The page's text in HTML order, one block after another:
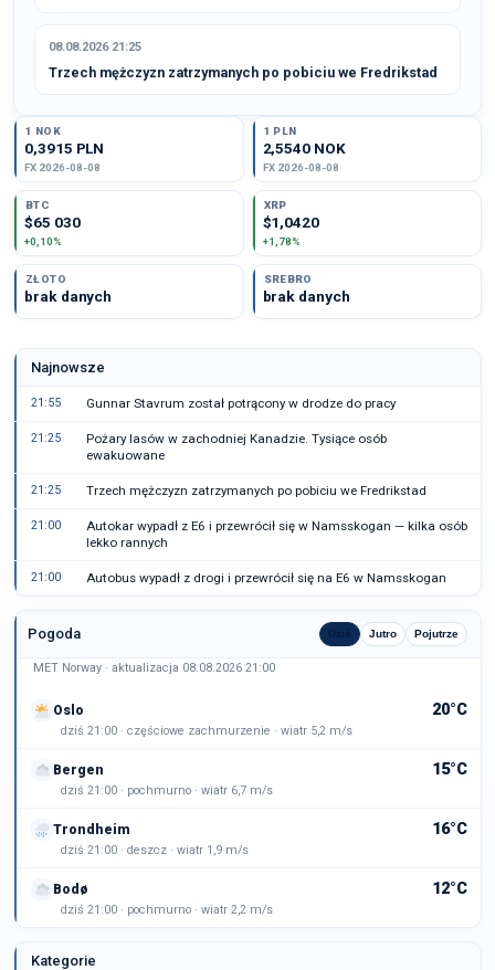
08.08.2026 21:25
Trzech mężczyzn zatrzymanych po pobiciu we Fredrikstad
1 NOK
0,3915 PLN
FX 2026-08-08
1 PLN
2,5540 NOK
FX 2026-08-08
BTC
$65 030
+0,10%
XRP
$1,0420
+1,78%
ZŁOTO
brak danych
SREBRO
brak danych
Najnowsze
21:55 Gunnar Stavrum został potrącony w drodze do pracy
21:25
Pożary lasów w zachodniej Kanadzie. Tysiące osób
ewakuowane
21:25 Trzech mężczyzn zatrzymanych po pobiciu we Fredrikstad
21:00
Autokar wypadł z E6 i przewrócił się w Namsskogan — kilka osób
lekko rannych
21:00 Autobus wypadł z drogi i przewrócił się na E6 w Namsskogan
Pogoda Dziś Jutro Pojutrze
MET Norway · aktualizacja 08.08.2026 21:00
Oslo 20°C
dziś 21:00 · częściowe zachmurzenie · wiatr 5,2 m/s
Bergen 15°C
dziś 21:00 · pochmurno · wiatr 6,7 m/s
Trondheim 16°C
dziś 21:00 · deszcz · wiatr 1,9 m/s
Bodø 12°C
dziś 21:00 · pochmurno · wiatr 2,2 m/s
Kategorie